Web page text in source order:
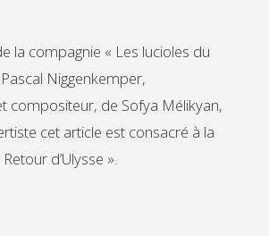
la compagnie « Les lucioles du
Niggenkemper,
compositeur, de Sofya Mélikyan,
cet article est consacré à la
d’Ulysse ».